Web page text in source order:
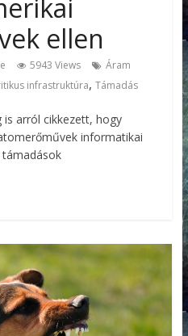
ellen
5943 Views
Áram
infrastruktúra, Támadás
arról cikkezett, hogy
informatikai